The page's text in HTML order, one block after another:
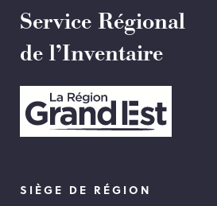
Service Régional
de l’Inventaire
SIÈGE DE RÉGION